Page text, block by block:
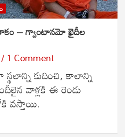
– గ్వాంటానమో ఖైదీల
1 Comment
కుదించి, కాలాన్ని
వాళ్లకి ఈ రెండు
వస్తాయి.